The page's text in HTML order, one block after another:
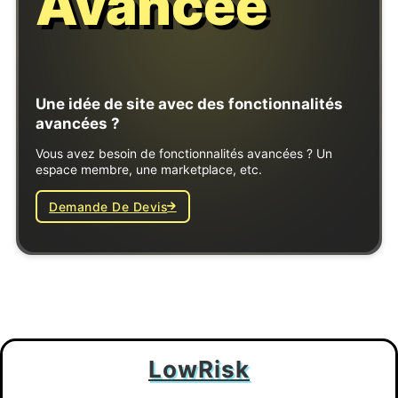
Une idée de site avec des fonctionnalités
avancées ?​
Vous avez besoin de fonctionnalités avancées ? Un
espace membre, une marketplace, etc.
Demande De Devis
LowRisk